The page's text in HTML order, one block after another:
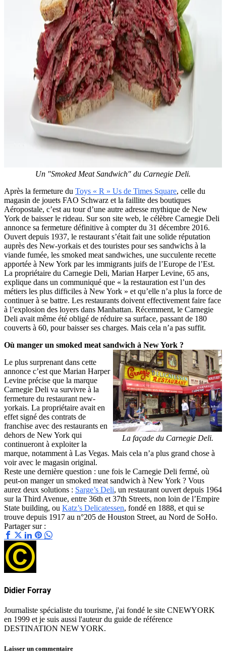
Un "Smoked Meat Sandwich" du Carnegie Deli.
Après la fermeture du Toys « R » Us de Times Square, celle du
magasin de jouets FAO Schwarz et la faillite des boutiques
Aéropostale, c’est au tour d’une autre adresse mythique de New
York de baisser le rideau. Sur son site web, le célèbre Carnegie Deli
annonce sa fermeture définitive à compter du 31 décembre 2016.
Ouvert depuis 1937, le restaurant s’était fait une solide réputation
auprès des New-yorkais et des touristes pour ses sandwichs à la
viande fumée, les smoked meat sandwiches, une succulente recette
apportée à New York par les immigrants juifs de l’Europe de l’Est.
La propriétaire du Carnegie Deli, Marian Harper Levine, 65 ans,
explique dans un communiqué que « la restauration est l’un des
métiers les plus difficiles à New York » et qu’elle n’a plus la force de
continuer à se battre. Les restaurants doivent effectivement faire face
à l’explosion des loyers dans Manhattan. Récemment, le Carnegie
Deli avait même été obligé de réduire sa surface, passant de 180
couverts à 60, pour baisser ses charges. Mais cela n’a pas suffit.
Où manger un smoked meat sandwich à New York ?
La façade du Carnegie Deli.
Le plus surprenant dans cette
annonce c’est que Marian Harper
Levine précise que la marque
Carnegie Deli va survivre à la
fermeture du restaurant new-
yorkais. La propriétaire avait en
effet signé des contrats de
franchise avec des restaurants en
dehors de New York qui
continueront à exploiter la
marque, notamment à Las Vegas. Mais cela n’a plus grand chose à
voir avec le magasin original.
Reste une dernière question : une fois le Carnegie Deli fermé, où
peut-on manger un smoked meat sandwich à New York ? Vous
aurez deux solutions : Sarge’s Deli, un restaurant ouvert depuis 1964
sur la Third Avenue, entre 36th et 37th Streets, non loin de l’Empire
State building, ou Katz’s Delicatessen, fondé en 1888, et qui se
trouve depuis 1917 au n°205 de Houston Street, au Nord de SoHo.
Partager sur :
Didier Forray
Journaliste spécialiste du tourisme, j'ai fondé le site CNEWYORK
en 1999 et je suis aussi l'auteur du guide de référence
DESTINATION NEW YORK.
Laisser un commentaire